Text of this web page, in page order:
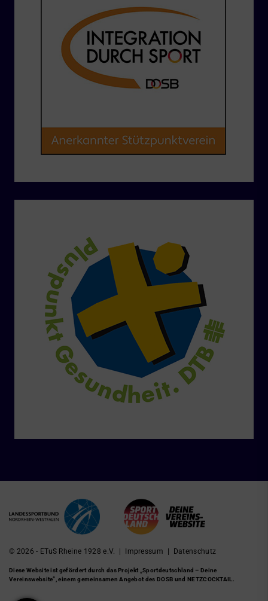
© 2026 - ETuS Rheine 1928 e.V. | Impressum Datenschutz
Diese Website ist gefördert durch das Projekt „Sportdeutschland – Deine
Vereinswebsite”, einem gemeinsamen Angebot des DOSB und NETZCOCKTAIL.